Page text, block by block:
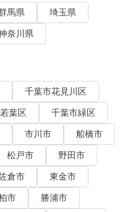
馬県
埼玉県
奈川県
千葉市花見川区
葉区
千葉市緑区
市川市
船橋市
松戸市
野田市
倉市
東金市
市
勝浦市